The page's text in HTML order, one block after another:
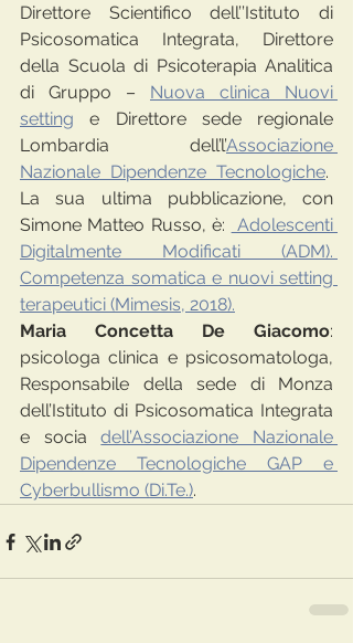
Direttore Scientifico dell’’Istituto di
Psicosomatica Integrata, Direttore
della Scuola di Psicoterapia Analitica
di Gruppo – Nuova clinica Nuovi
setting e Direttore sede regionale
Lombardia dell’l’Associazione
Nazionale Dipendenze Tecnologiche.
La sua ultima pubblicazione, con
Simone Matteo Russo, è:
Adolescenti
Digitalmente Modificati (ADM).
Competenza somatica e nuovi setting
terapeutici (Mimesis, 2018).
Maria Concetta De Giacomo:
psicologa clinica e psicosomatologa,
Responsabile della sede di Monza
dell’Istituto di Psicosomatica Integrata
e socia dell’Associazione Nazionale
Dipendenze Tecnologiche GAP e
Cyberbullismo (Di.Te.).